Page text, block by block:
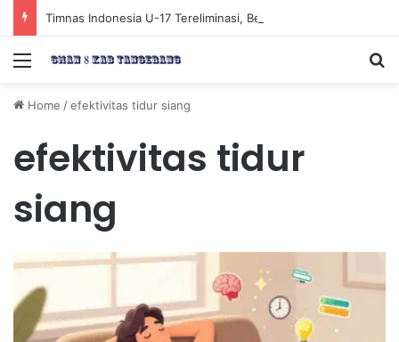
Menu
Home /efektivitas tidur siang
efektivitas tidur
siang